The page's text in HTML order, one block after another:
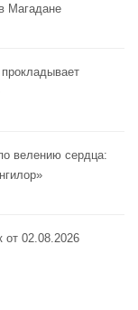
Магадане
велению сердца:
от 02.08.2026